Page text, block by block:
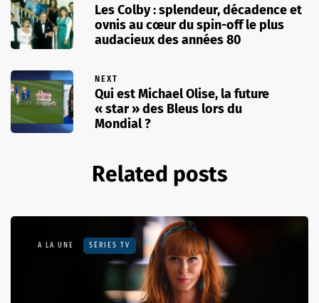
Les Colby : splendeur, décadence et
ovnis au cœur du spin-off le plus
audacieux des années 80
NEXT
Qui est Michael Olise, la future
« star » des Bleus lors du
Mondial ?
Related posts
A LA UNE SÉRIES TV